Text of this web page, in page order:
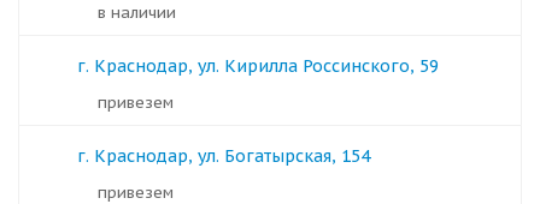
в наличии
г. Краснодар, ул. Кирилла Россинского, 59
Привезем
г. Краснодар, ул. Богатырская, 154
Привезем